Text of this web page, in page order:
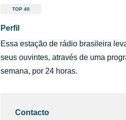
TOP 40
Perfil
Essa estação de rádio brasileira
seus ouvintes, através de uma
semana, por 24 horas.
Contacto